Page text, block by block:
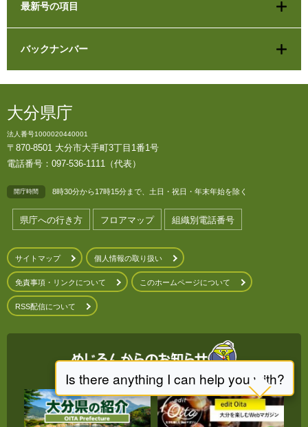
最新号の項目
バックナンバー
大分県庁
法人番号1000020440001
〒870-8501 大分市大手町3丁目1番1号
電話番号：097-536-1111（代表）
開庁時間 8時30分から17時15分まで、土日・祝日・年末年始を除く
県庁への行き方 フロアマップ 組織別電話番号
サイトマップ 個人情報の取り扱い
免責事項・リンクについて このホームページについて
RSS配信について